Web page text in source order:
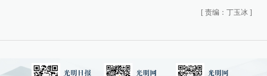
[ 责编：丁玉冰 ]